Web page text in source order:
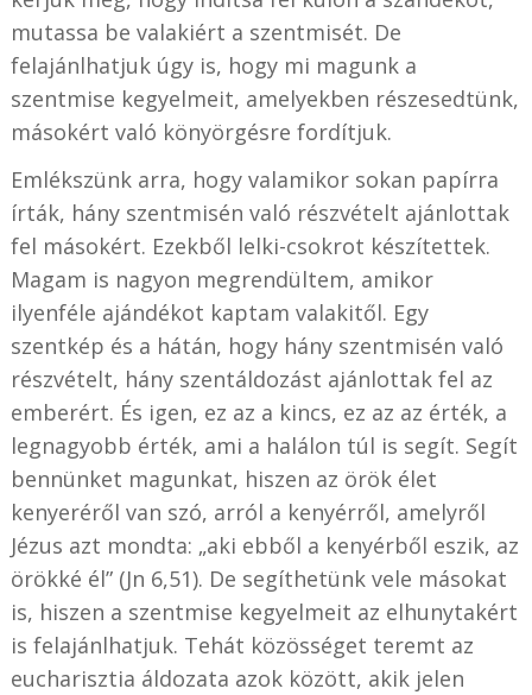
mutassa be valakiért a szentmisét. De
felajánlhatjuk úgy is, hogy mi magunk a
szentmise kegyelmeit, amelyekben részesedtünk,
másokért való könyörgésre fordítjuk.
Emlékszünk arra, hogy valamikor sokan papírra
írták, hány szentmisén való részvételt ajánlottak
fel másokért. Ezekből lelki-csokrot készítettek.
Magam is nagyon megrendültem, amikor
ilyenféle ajándékot kaptam valakitől. Egy
szentkép és a hátán, hogy hány szentmisén való
részvételt, hány szentáldozást ajánlottak fel az
emberért. És igen, ez az a kincs, ez az az érték, a
legnagyobb érték, ami a halálon túl is segít. Segít
bennünket magunkat, hiszen az örök élet
kenyeréről van szó, arról a kenyérről, amelyről
Jézus azt mondta: „aki ebből a kenyérből eszik, az
örökké él” (Jn 6,51). De segíthetünk vele másokat
is, hiszen a szentmise kegyelmeit az elhunytakért
is felajánlhatjuk. Tehát közösséget teremt az
eucharisztia áldozata azok között, akik jelen